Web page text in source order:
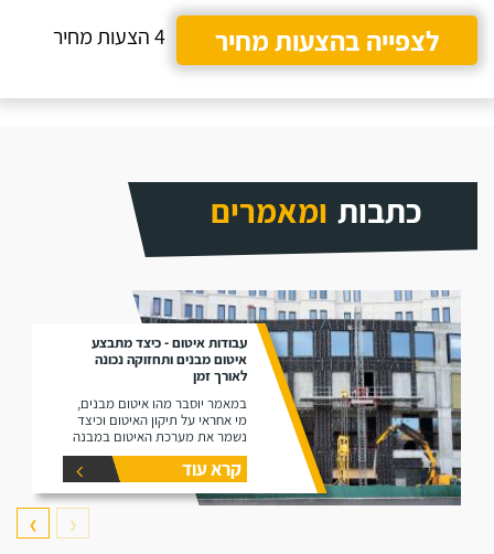
לצפייה בהצעות מחיר
4 הצעות מחיר
כתבות ומאמרים
עבודות איטום - כיצד מתבצע
איטום מבנים ותחזוקה נכונה
לאורך זמן
במאמר יוסבר מהו איטום מבנים,
מי אחראי על תיקון האיטום וכיצד
נשמר את מערכת האיטום במבנה
קרא עוד
❮
❯